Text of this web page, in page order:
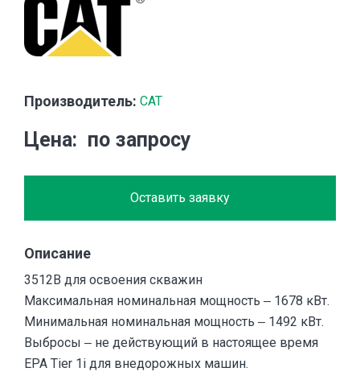
Производитель: CAT
Цена по запросу
Оставить заявку
Описание
3512B для освоения скважин
Максимальная номинальная мощность ‒ 1678 кВт.
Минимальная номинальная мощность ‒ 1492 кВт.
Выбросы ‒ не действующий в настоящее время
EPA Tier 1i для внедорожных машин.